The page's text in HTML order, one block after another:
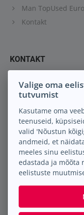
Man TopUsed
Kontakt
KONTAKT
Keil M.A. OÜ
Peterburi tee 88
info@keilma.ee
+372 605 2000
Facebook
Instagram
Valige oma
tutvumist
Kasutame oma
teenuseid,
valid 'Nõustun
andmeid, et
meeles sinu
edastada ja mõõta
eelistuste